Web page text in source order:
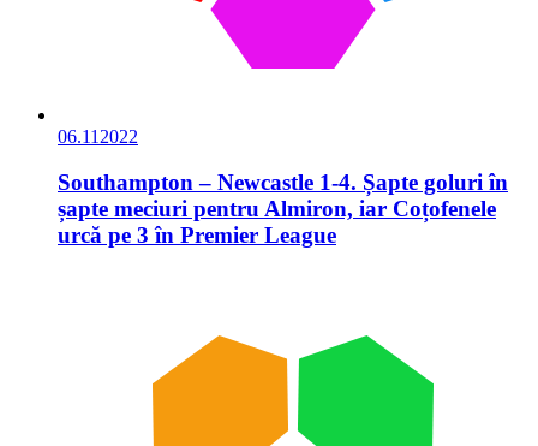
06.11 2022
Southampton – Newcastle 1-4. Șapte goluri în
șapte meciuri pentru Almiron, iar Coțofenele
urcă pe 3 în Premier League